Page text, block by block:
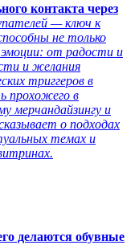
контакта через
— ключ к
не только
от радости и
и желания
триггеров в
прохожего в
мерчандайзингу и
о подходах
темах и
делаются обувные